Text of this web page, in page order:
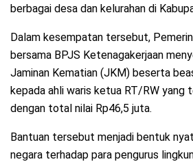
berbagai desa dan kelurahan di
Dalam kesempatan tersebut,
bersama BPJS Ketenagakerjaan
Jaminan Kematian (JKM) beserta
kepada ahli waris ketua RT/RW yang
dengan total nilai Rp46,5 juta.
Bantuan tersebut menjadi bentuk
negara terhadap para pengurus